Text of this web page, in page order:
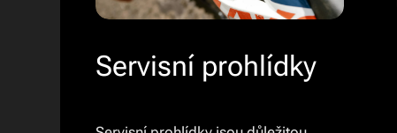
Servisní prohlídky